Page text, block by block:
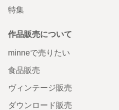
特集
作品販売について
minneで売りたい
食品販売
ヴィンテージ販売
ダウンロード販売